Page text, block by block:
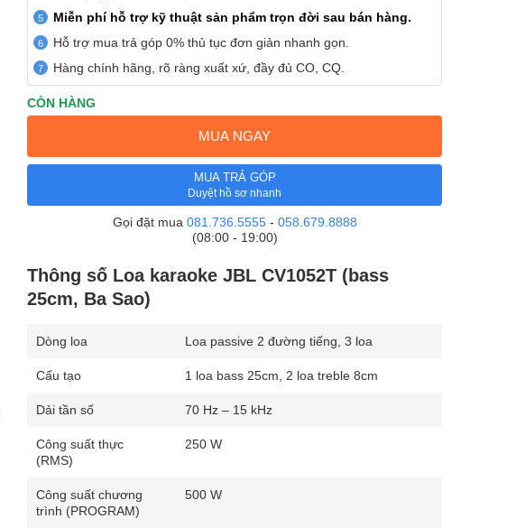
Miễn phí hỗ trợ kỹ thuật sản phẩm trọn đời sau bán hàng.
Hỗ trợ mua trả góp 0% thủ tục đơn giản nhanh gọn.
Hàng chính hãng, rõ ràng xuất xứ, đầy đủ CO, CQ.
CÒN HÀNG
MUA NGAY
MUA TRẢ GÓP
Duyệt hồ sơ nhanh
Gọi đặt mua 081.736.5555- 058.679.8888
(08:00 - 19:00)
Thông số Loa karaoke JBL CV1052T (bass
25cm, Ba Sao)
Dòng loa Loa passive 2 đường tiếng, 3 loa
Cấu tạo 1 loa bass 25cm, 2 loa treble 8cm
Dải tần số 70 Hz – 15 kHz
Công suất thực
(RMS)
250 W
Công suất chương
trình (PROGRAM)
500 W